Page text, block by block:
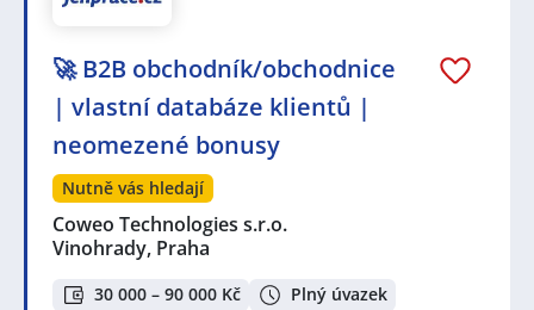
🚀 B2B obchodník/obchodnice
| vlastní databáze klientů |
neomezené bonusy
Nutně vás hledají
Coweo Technologies s.r.o.
Vinohrady, Praha
30 000 – 90 000 Kč Plný úvazek